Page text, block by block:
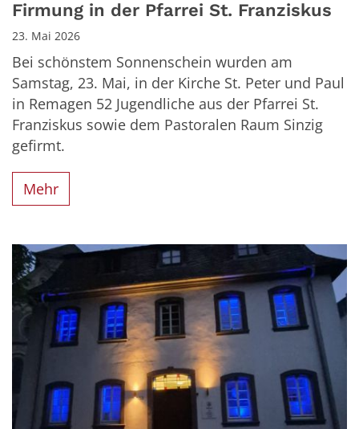
Firmung in der Pfarrei St. Franziskus
23. Mai 2026
Bei schönstem Sonnenschein wurden am
Samstag, 23. Mai, in der Kirche St. Peter und Paul
in Remagen 52 Jugendliche aus der Pfarrei St.
Franziskus sowie dem Pastoralen Raum Sinzig
gefirmt.
Mehr